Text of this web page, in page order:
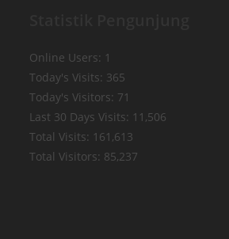
Online Users: 1
Today's Visits: 365
Today's Visitors: 71
Last 30 Days Visits: 11,506
Total Visits: 161,613
Total Visitors: 85,237